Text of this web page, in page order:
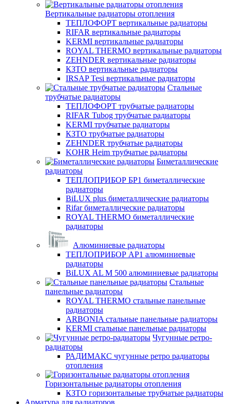
Вертикальные радиаторы отопления
ТЕПЛОФОРТ вертикальные радиаторы
RIFAR вертикальные радиаторы
KERMI вертикальные радиаторы
ROYAL THERMO вертикальные радиаторы
ZEHNDER вертикальные радиаторы
КЗТО вертикальные радиаторы
IRSAP Tesi вертикальные радиаторы
Стальные
трубчатые радиаторы
ТЕПЛОФОРТ трубчатые радиаторы
RIFAR Tubog трубчатые радиаторы
KERMI трубчатые радиаторы
КЗТО трубчатые радиаторы
ZEHNDER трубчатые радиаторы
KOHR Heim трубчатые радиаторы
Биметаллические
радиаторы
ТЕПЛОПРИБОР БР1 биметаллические
радиаторы
BiLUX plus биметаллические радиаторы
Rifar биметаллические радиаторы
ROYAL THERMO биметаллические
радиаторы
Алюминиевые радиаторы
ТЕПЛОПРИБОР АР1 алюминиевые
радиаторы
BiLUX AL M 500 алюминиевые радиаторы
Стальные
панельные радиаторы
ROYAL THERMO стальные панельные
радиаторы
ARBONIA стальные панельные радиаторы
KERMI стальные панельные радиаторы
Чугунные ретро-
радиаторы
РАДИМАКС чугунные ретро радиаторы
отопления
Горизонтальные радиаторы отопления
КЗТО горизонтальные трубчатые радиаторы
Арматура для радиаторов